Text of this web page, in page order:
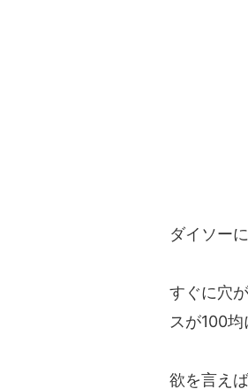
ダイソー
すぐに穴
スが100均
欲を言え